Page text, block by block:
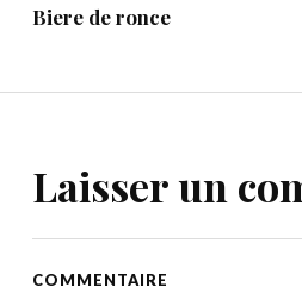
Biere de ronce
Laisser un
COMMENTAIRE